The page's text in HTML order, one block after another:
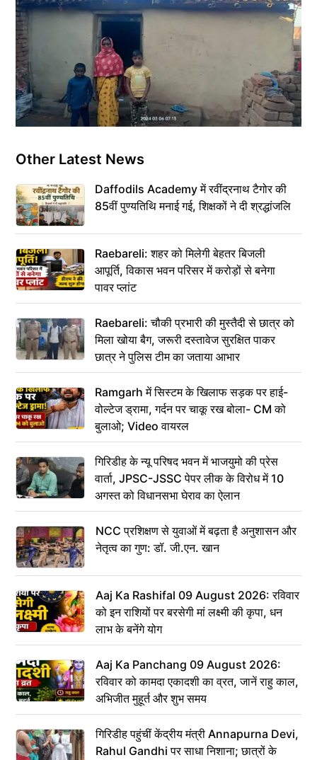
Other Latest News
Daffodils Academy में रवींद्रनाथ टैगोर की
85वीं पुण्यतिथि मनाई गई, शिक्षकों ने दी श्रद्धांजलि
Raebareli: शहर को मिलेगी बेहतर बिजली
आपूर्ति, विकास भवन परिसर में करोड़ों से बनेगा
पावर प्लांट
Raebareli: चौकी प्रभारी की मुस्तैदी से छात्र को
मिला खोया बैग, जरूरी दस्तावेज सुरक्षित पाकर
छात्र ने पुलिस टीम का जताया आभार
Ramgarh में सिस्टम के खिलाफ सड़क पर हाई-
वोल्टेज ड्रामा, गर्दन पर चाकू रख बोला- CM को
बुलाओ; Video वायरल
गिरिडीह के न्यू परिषद भवन में भाजयुमो की प्रेस
वार्ता, JPSC-JSSC पेपर लीक के विरोध में 10
अगस्त को विधानसभा घेराव का ऐलान
NCC प्रशिक्षण से युवाओं में बढ़ता है अनुशासन और
नेतृत्व का गुण: डॉ. जी.एन. खान
Aaj Ka Rashifal 09 August 2026: रविवार
को इन राशियों पर बरसेगी मां लक्ष्मी की कृपा, धन
लाभ के बनेंगे योग
Aaj Ka Panchang 09 August 2026:
रविवार को कामदा एकादशी का व्रत, जानें राहु काल,
अभिजीत मुहूर्त और शुभ समय
गिरिडीह पहुंचीं केंद्रीय मंत्री Annapurna Devi,
Rahul Gandhi पर साधा निशाना; छात्रों के